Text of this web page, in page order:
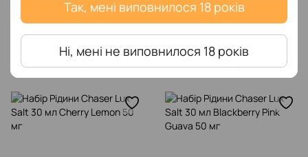
Так, мені виповнилося 18 років
Ні, мені не виповнилося 18 років
Набір Рідини Chaser Lux Salt
30 мл Tea Peach 50 мг
Хіт
Набір Рідини Chaser Lux Salt
30 мл Tropic Punch 50 мг
349 грн